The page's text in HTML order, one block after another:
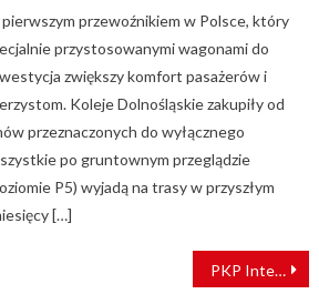
przewoźnikiem w Polsce, który
przystosowanymi wagonami do
zwiększy komfort pasażerów i
Koleje Dolnośląskie zakupiły od
przeznaczonych do wyłącznego
po gruntownym przeglądzie
P5) wyjadą na trasy w przyszłym
[…]
PKP Intercity uruchomiło nowy system sprzedaży biletów e-IC 2.0.